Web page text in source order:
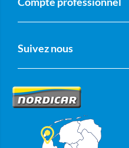
Suivez nous